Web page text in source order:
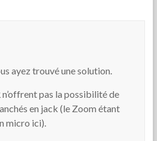
ayez trouvé une solution.
pas la possibilité de
en jack (le Zoom étant
micro ici).